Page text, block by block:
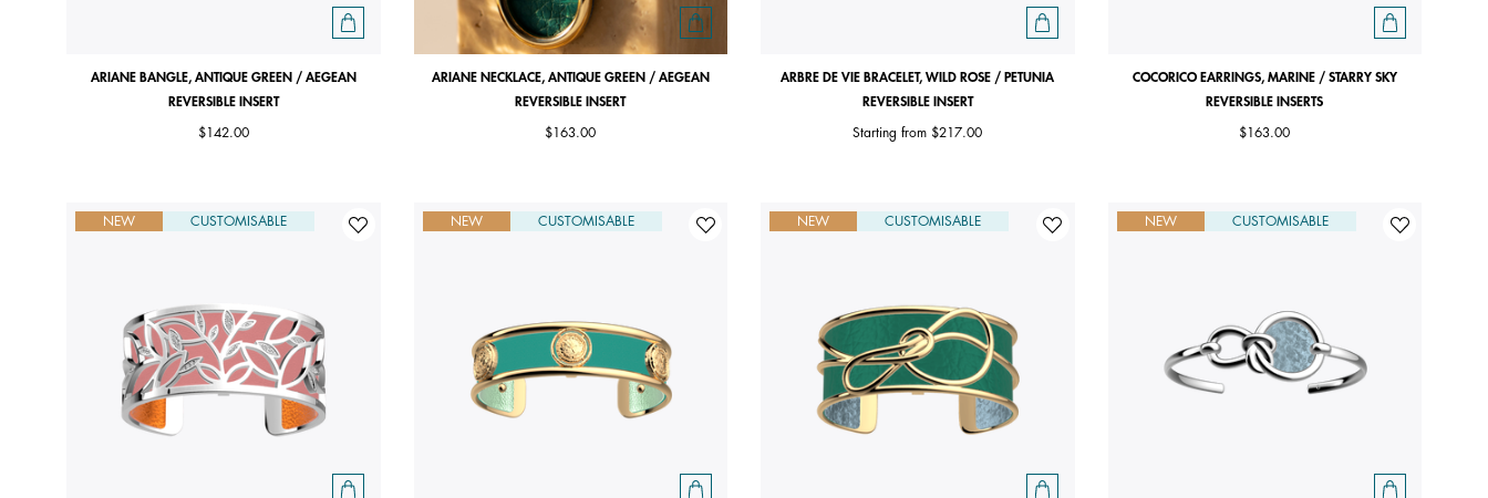
ARIANE BANGLE, ANTIQUE GREEN / AEGEAN
REVERSIBLE INSERT
$142.00
ARIANE NECKLACE, ANTIQUE GREEN / AEGEAN
REVERSIBLE INSERT
$163.00
ARBRE DE VIE BRACELET, WILD ROSE / PETUNIA
REVERSIBLE INSERT
Starting from $217.00
COCORICO EARRINGS, MARINE / STARRY SKY
REVERSIBLE INSERTS
$163.00
NEW CUSTOMISABLE NEW CUSTOMISABLE NEW CUSTOMISABLE NEW CUSTOMISABLE